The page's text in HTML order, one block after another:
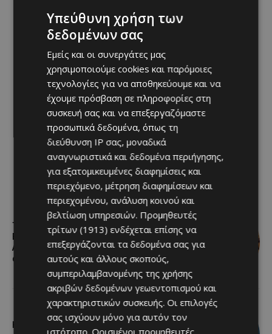
Τα Λεύκαρα γιορτάζουν:
Επιστρέψαμε στο 44ο Φεστιβάλ
Λευκάρων – Όσα ζήσαμε και όσα
ακολουθούν
Η Αλεξάνδρα Μπουνάτσα έρχεται
Υπεύθυνη χρήση των
δεδομένων σας
Εμείς και οι συνεργάτες μας
χρησιμοποιούμε cookies και παρόμοιες
τεχνολογίες για να αποθηκεύουμε και να
έχουμε πρόσβαση σε πληροφορίες στη
συσκευή σας και να επεξεργαζόμαστε
προσωπικά δεδομένα, όπως τη
διεύθυνση IP σας, μοναδικά
αναγνωριστικά και δεδομένα περιήγησης,
για εξατομικευμένες διαφημίσεις και
περιεχόμενο, μέτρηση διαφημίσεων και
περιεχομένου, ανάλυση κοινού και
βελτίωση υπηρεσιών. Προμηθευτές
τρίτων (1913) ενδέχεται επίσης να
επεξεργάζονται τα δεδομένα σας για
αυτούς και άλλους σκοπούς,
συμπεριλαμβανομένης της χρήσης
ακριβών δεδομένων γεωεντοπισμού και
χαρακτηριστικών συσκευής. Οι επιλογές
σας ισχύουν μόνο για αυτόν τον
ιστότοπο. Ορισμένοι προμηθευτές